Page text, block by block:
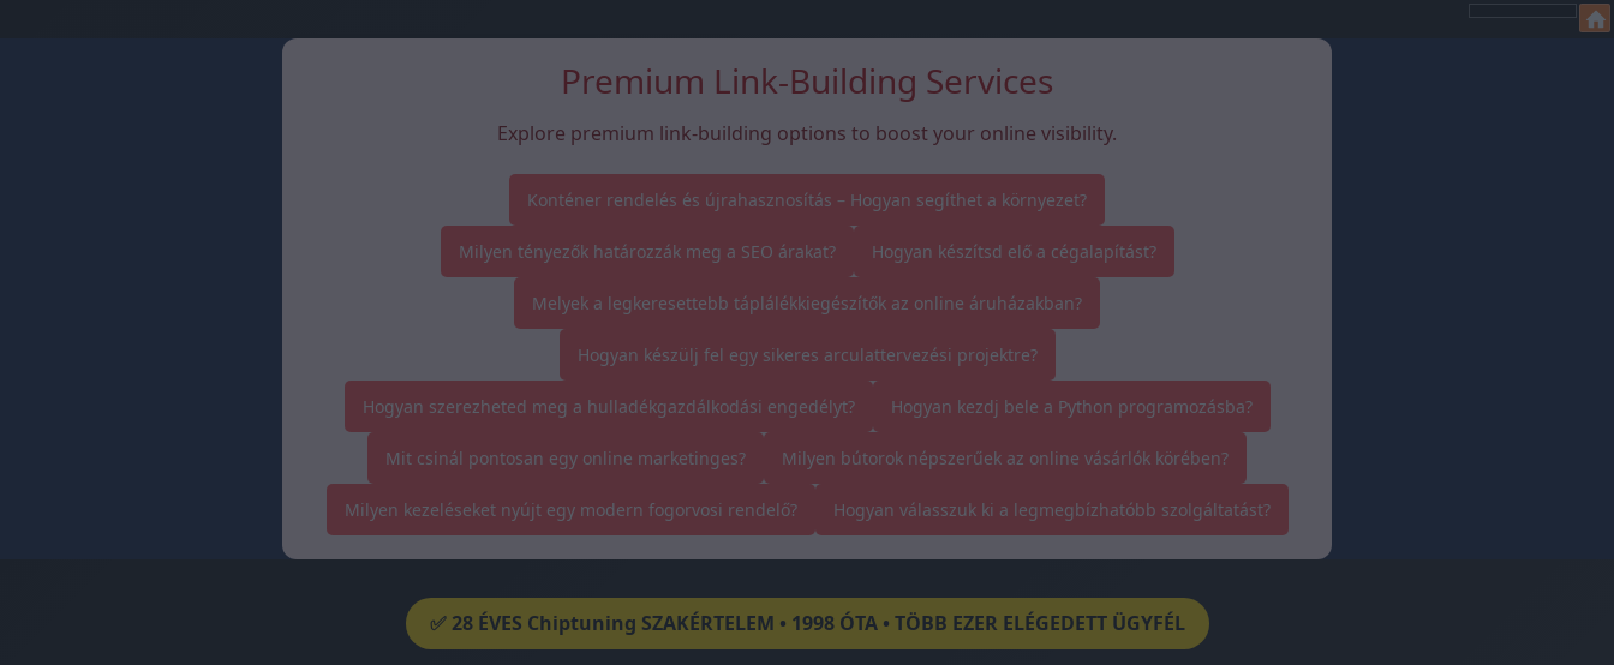
Premium Link-Building Services
Explore premium link-building options to boost your online visibility.
Konténer rendelés és újrahasznosítás – Hogyan segíthet a környezet?
Milyen tényezők határozzák meg a SEO árakat? Hogyan készítsd elő a cégalapítást?
Melyek a legkeresettebb táplálékkiegészítők az online áruházakban?
Hogyan készülj fel egy sikeres arculattervezési projektre?
Hogyan szerezheted meg a hulladékgazdálkodási engedélyt? Hogyan kezdj bele a Python programozásba?
Mit csinál pontosan egy online marketinges? Milyen bútorok népszerűek az online vásárlók körében?
Milyen kezeléseket nyújt egy modern fogorvosi rendelő? Hogyan válasszuk ki a legmegbízhatóbb szolgáltatást?
✅ 28 ÉVES Chiptuning SZAKÉRTELEM • 1998 ÓTA • TÖBB EZER ELÉGEDETT ÜGYFÉL